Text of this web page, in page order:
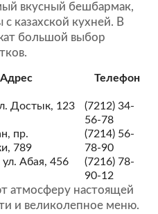
вкусный бешбармак,
казахской кухней. В
большой выбор
Адрес Телефон
Достык, 123
(7212) 34-
56-78
пр.
789
(7214) 56-
78-90
Абая, 456
(7216) 78-
90-12
атмосферу настоящей
и великолепное меню.